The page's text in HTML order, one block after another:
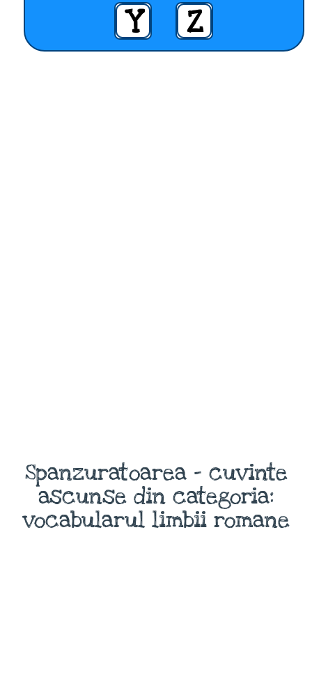
Y
Z
Spanzuratoarea - cuvinte
ascunse din categoria:
vocabularul limbii romane